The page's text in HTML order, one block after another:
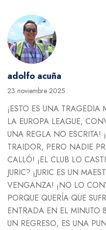
adolfo acuña
23 noviembre 2025
¡ESTO ES UNA TRAGEDIA
LA EUROPA LEAGUE,
UNA REGLA NO ESCRITA!
TRAIDOR, PERO NADIE
CALLÓ! ¡EL CLUB LO
JURIC? ¡JURIC ES UN
VENGANZA! ¡NO LO
PORQUE QUERÍA QUE
ENTRADA EN EL MINUTO
UN REGRESO, ES UNA